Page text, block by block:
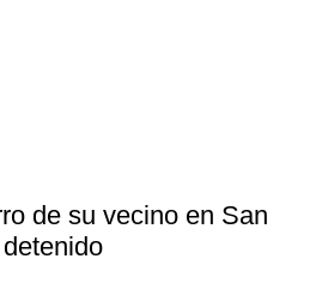
de su vecino en San